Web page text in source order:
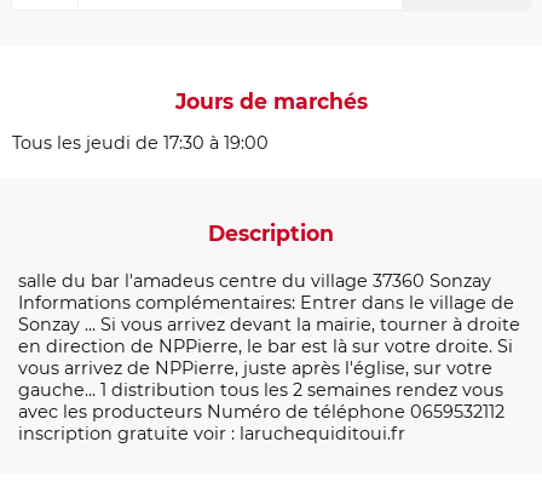
Jours de marchés
Tous les jeudi de 17:30 à 19:00
Description
salle du bar l'amadeus centre du village 37360 Sonzay
Informations complémentaires: Entrer dans le village de
Sonzay ... Si vous arrivez devant la mairie, tourner à droite
en direction de NPPierre, le bar est là sur votre droite. Si
vous arrivez de NPPierre, juste après l'église, sur votre
gauche... 1 distribution tous les 2 semaines rendez vous
avec les producteurs Numéro de téléphone 0659532112
inscription gratuite voir : laruchequiditoui.fr